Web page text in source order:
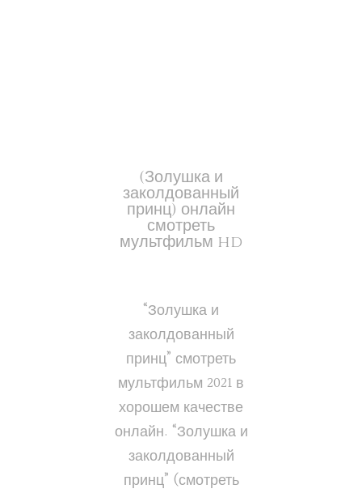
(Золушка и
заколдованный
принц) онлайн
смотреть
мультфильм hd
“Золушка и
заколдованный
принц” смотреть
мультфильм 2021 в
хорошем качестве
онлайн. “Золушка и
заколдованный
принц” (смотреть